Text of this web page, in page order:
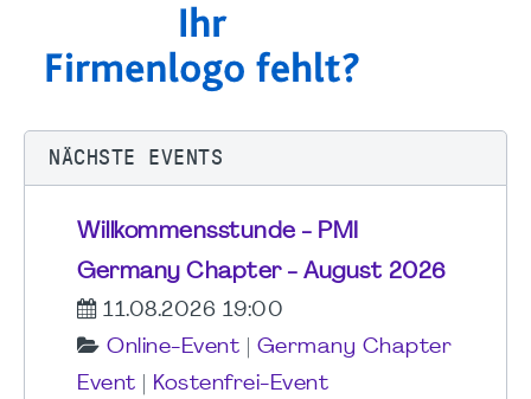
NÄCHSTE EVENTS
Willkommensstunde - PMI
Germany Chapter - August 2026
11.08.2026 19:00
Online-Event
Germany Chapter
Event
Kostenfrei-Event